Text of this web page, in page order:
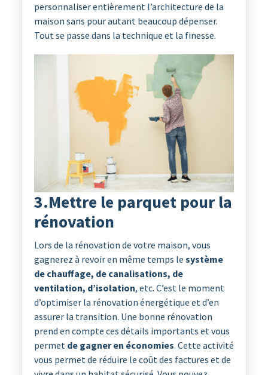
personnaliser entièrement l’architecture de la
maison sans pour autant beaucoup dépenser.
Tout se passe dans la technique et la finesse.
3.Mettre le parquet pour la
rénovation
Lors de la rénovation de votre maison, vous
gagnerez à revoir en même temps le système
de chauffage, de canalisations, de
ventilation, d’isolation, etc. C’est le moment
d’optimiser la rénovation énergétique et d’en
assurer la transition. Une bonne rénovation
prend en compte ces détails importants et vous
permet de gagner en économies. Cette activité
vous permet de réduire le coût des factures et de